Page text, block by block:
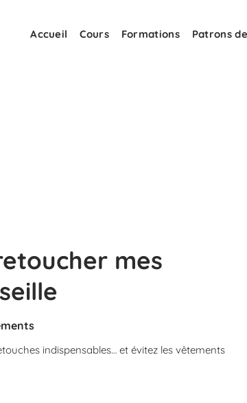
Accueil Cours Formations Patrons
mes
indispensables… et évitez les vêtements